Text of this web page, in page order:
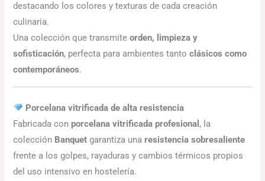
destacando los colores y texturas de cada creación
culinaria.
Una colección que transmiteorden, limpieza y
sofisticación, perfecta para ambientes tantoclásicos como
contemporáneos.
Porcelana vitrificada de alta resistencia
Fabricada conporcelana vitrificada profesional , la
colección Banquet garantiza unaresistencia sobresaliente
frente a los golpes, rayaduras y cambios térmicos propios
del uso intensivo en hostelería.